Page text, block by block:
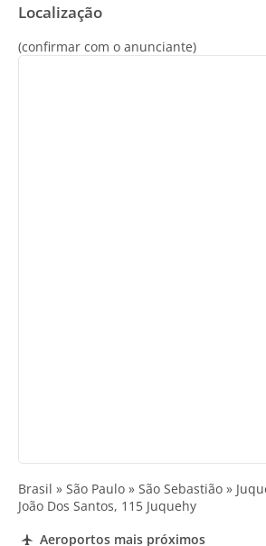
Localização
(confirmar com o anunciante)
Brasil » São Paulo » São Sebastião »
João Dos Santos, 115 Juquehy
Aeroportos mais próximos